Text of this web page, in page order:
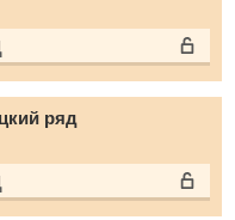
ряд